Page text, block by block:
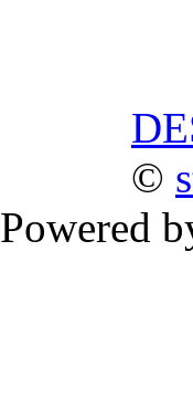
©
Powered